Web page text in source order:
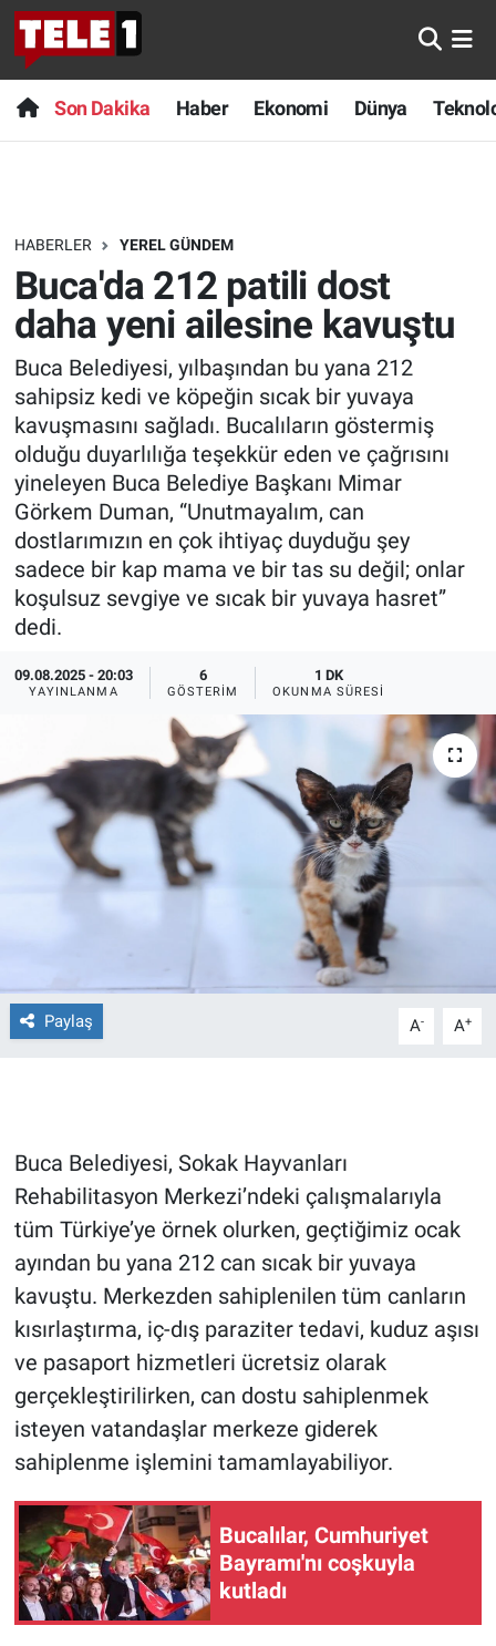
Son Dakika Haber Ekonomi Dünya
HABERLER YEREL GÜNDEM
Buca'da 212 patili dost
daha yeni ailesine kavuştu
Buca Belediyesi, yılbaşından bu yana 212
sahipsiz kedi ve köpeğin sıcak bir yuvaya
kavuşmasını sağladı. Bucalıların göstermiş
olduğu duyarlılığa teşekkür eden ve çağrısını
yineleyen Buca Belediye Başkanı Mimar
Görkem Duman, “Unutmayalım, can
dostlarımızın en çok ihtiyaç duyduğu şey
sadece bir kap mama ve bir tas su değil; onlar
koşulsuz sevgiye ve sıcak bir yuvaya hasret”
dedi.
09.08.2025 - 20:03
YAYINLANMA
6
GÖSTERIM
1 DK
OKUNMA SÜRESI
Paylaş A- A+
Buca Belediyesi, Sokak Hayvanları
Rehabilitasyon Merkezi’ndeki çalışmalarıyla
tüm Türkiye’ye örnek olurken, geçtiğimiz ocak
ayından bu yana 212 can sıcak bir yuvaya
kavuştu. Merkezden sahiplenilen tüm canların
kısırlaştırma, iç-dış paraziter tedavi, kuduz aşısı
ve pasaport hizmetleri ücretsiz olarak
gerçekleştirilirken, can dostu sahiplenmek
isteyen vatandaşlar merkeze giderek
sahiplenme işlemini tamamlayabiliyor.
Bucalılar, Cumhuriyet
Bayramı'nı coşkuyla
kutladı
Anında Manşet
Başka Sohbetler
Bilim turu
Bilim ve Teknoloji Evreni
Doğa Konuşuyor
Dünya
Ege Saati
Ege'den Esintiler
Eğitim
Forum
Gerçeğin İzinde
Gün Başlıyor
Gün Ortası
Gündem Özel
Haber
Kimdir
Koronavirüs
Kültür Sanat
Ne demişti
Nedir
Popüler
Programlar
Son Dakika
Haber
Dünya
Teknoloji
Sağlık
Spor
Yayın Akışı
İletişim
Nöbetçi Eczaneler
Hava Durumu
Trafik Durumu
Süper Lig Puan Durumu ve Fikstür
Tüm Manşetler
Son Dakika Haberleri
Haber Arşivi